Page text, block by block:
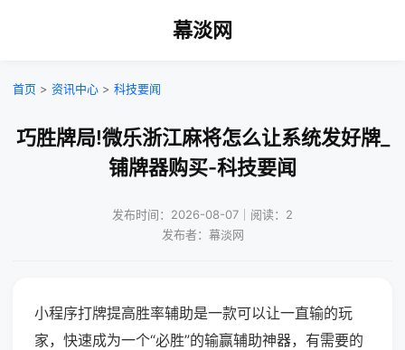
幕淡网
首页 > 资讯中心 > 科技要闻
巧胜牌局!微乐浙江麻将怎么让系统发好牌_
铺牌器购买-科技要闻
发布时间：2026-08-07｜阅读：2
发布者：幕淡网
小程序打牌提高胜率辅助是一款可以让一直输的玩
家，快速成为一个“必胜”的输赢辅助神器，有需要的